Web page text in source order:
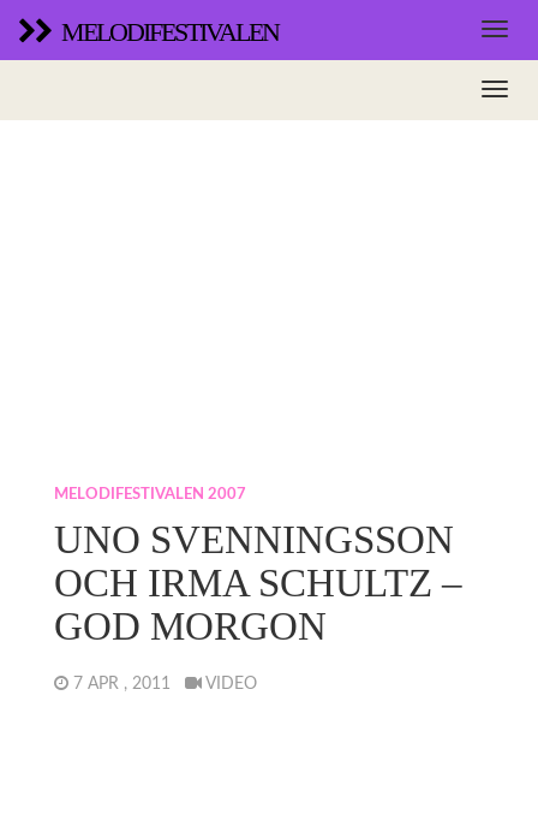
MELODIFESTIVALEN
MELODIFESTIVALEN 2007
UNO SVENNINGSSON
OCH IRMA SCHULTZ –
GOD MORGON
7 APR , 2011 VIDEO